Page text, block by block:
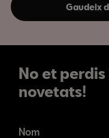
Gaudeix
No et
novetats!
novetats!
Nom